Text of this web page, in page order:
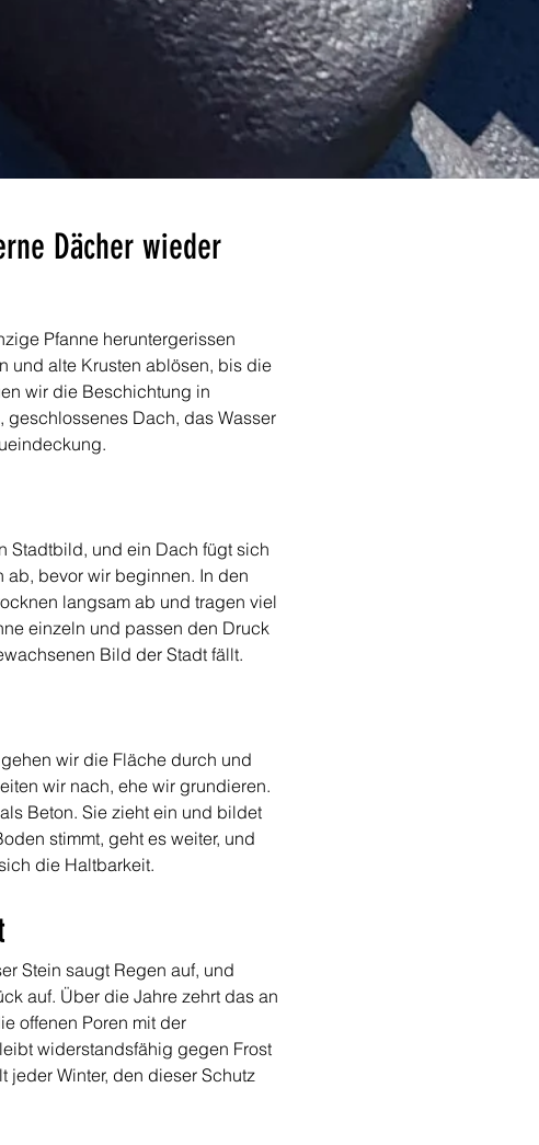
Dächer wieder
Pfanne heruntergerissen
und alte Krusten ablösen, bis die
wir die Beschichtung in
geschlossenes Dach, das Wasser
Stadtbild, und ein Dach fügt sich
ab, bevor wir beginnen. In den
langsam ab und tragen viel
einzeln und passen den Druck
Bild der Stadt fällt.
wir die Fläche durch und
wir nach, ehe wir grundieren.
Beton. Sie zieht ein und bildet
stimmt, geht es weiter, und
die Haltbarkeit.
Stein saugt Regen auf, und
auf. Über die Jahre zehrt das an
offenen Poren mit der
widerstandsfähig gegen Frost
jeder Winter, den dieser Schutz